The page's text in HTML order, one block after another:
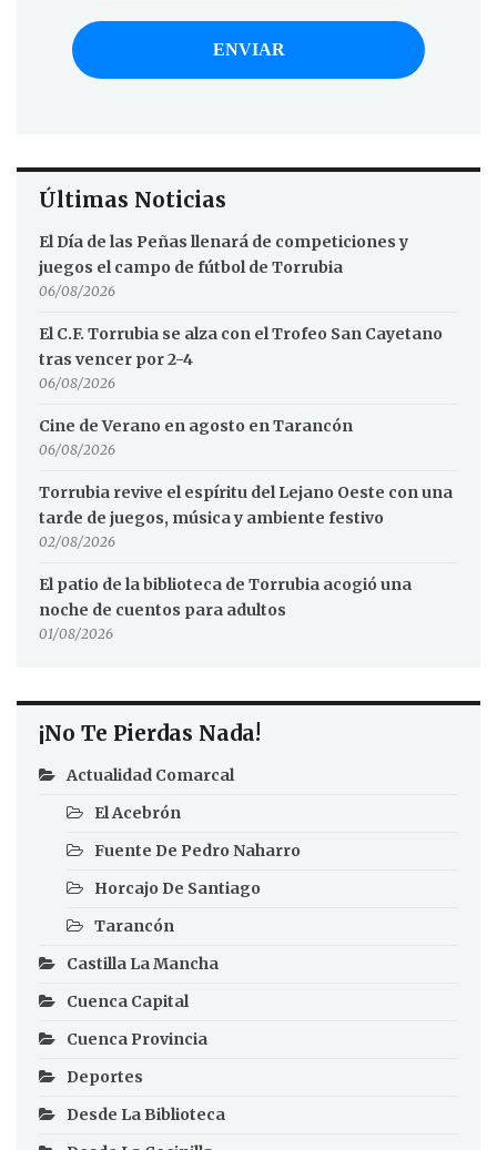
Últimas Noticias
El Día de las Peñas llenará de competiciones y
juegos el campo de fútbol de Torrubia
06/08/2026
El C.F. Torrubia se alza con el Trofeo San Cayetano
tras vencer por 2-4
06/08/2026
Cine de Verano en agosto en Tarancón
06/08/2026
Torrubia revive el espíritu del Lejano Oeste con una
tarde de juegos, música y ambiente festivo
02/08/2026
El patio de la biblioteca de Torrubia acogió una
noche de cuentos para adultos
01/08/2026
¡No Te Pierdas Nada!
Actualidad Comarcal
El Acebrón
Fuente De Pedro Naharro
Horcajo De Santiago
Tarancón
Castilla La Mancha
Cuenca Capital
Cuenca Provincia
Deportes
Desde La Biblioteca